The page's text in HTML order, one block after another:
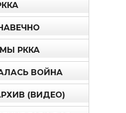
РККА
ВОЙНА
(ВИДЕО)